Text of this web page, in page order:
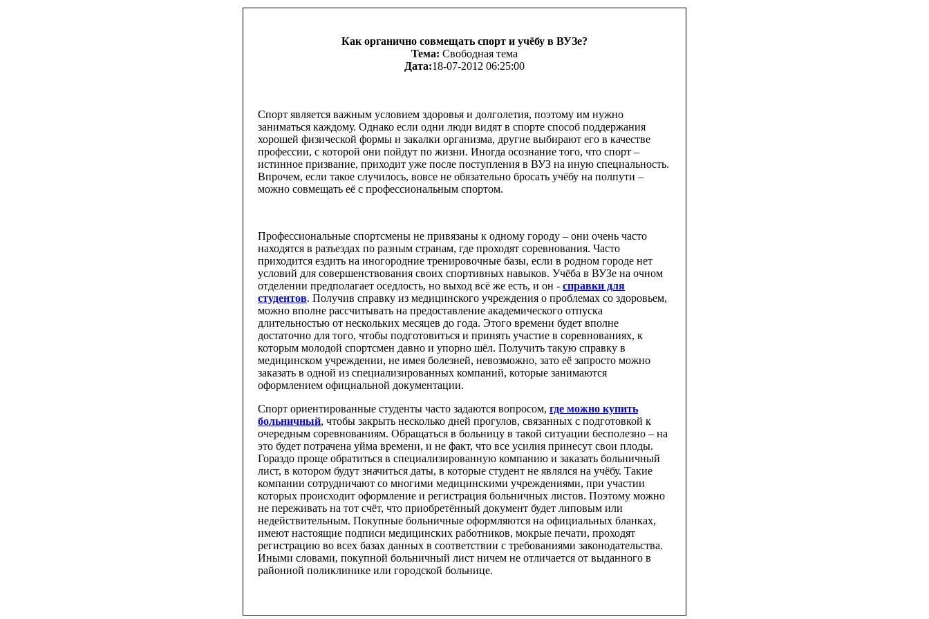
Как органично совмещать спорт и учёбу в ВУЗе?
Тема: Свободная тема
Дата:18-07-2012 06:25:00
Спорт является важным условием здоровья и долголетия, поэтому им нужно
заниматься каждому. Однако если одни люди видят в спорте способ поддержания
хорошей физической формы и закалки организма, другие выбирают его в качестве
профессии, с которой они пойдут по жизни. Иногда осознание того, что спорт –
истинное призвание, приходит уже после поступления в ВУЗ на иную специальность.
Впрочем, если такое случилось, вовсе не обязательно бросать учёбу на полпути –
можно совмещать её с профессиональным спортом.
Профессиональные спортсмены не привязаны к одному городу – они очень часто
находятся в разъездах по разным странам, где проходят соревнования. Часто
приходится ездить на иногородние тренировочные базы, если в родном городе нет
условий для совершенствования своих спортивных навыков. Учёба в ВУЗе на очном
отделении предполагает оседлость, но выход всё же есть, и он - справки для
студентов. Получив справку из медицинского учреждения о проблемах со здоровьем,
можно вполне рассчитывать на предоставление академического отпуска
длительностью от нескольких месяцев до года. Этого времени будет вполне
достаточно для того, чтобы подготовиться и принять участие в соревнованиях, к
которым молодой спортсмен давно и упорно шёл. Получить такую справку в
медицинском учреждении, не имея болезней, невозможно, зато её запросто можно
заказать в одной из специализированных компаний, которые занимаются
оформлением официальной документации.
Спорт ориентированные студенты часто задаются вопросом, где можно купить
больничный, чтобы закрыть несколько дней прогулов, связанных с подготовкой к
очередным соревнованиям. Обращаться в больницу в такой ситуации бесполезно – на
это будет потрачена уйма времени, и не факт, что все усилия принесут свои плоды.
Гораздо проще обратиться в специализированную компанию и заказать больничный
лист, в котором будут значиться даты, в которые студент не являлся на учёбу. Такие
компании сотрудничают со многими медицинскими учреждениями, при участии
которых происходит оформление и регистрация больничных листов. Поэтому можно
не переживать на тот счёт, что приобретённый документ будет липовым или
недействительным. Покупные больничные оформляются на официальных бланках,
имеют настоящие подписи медицинских работников, мокрые печати, проходят
регистрацию во всех базах данных в соответствии с требованиями законодательства.
Иными словами, покупной больничный лист ничем не отличается от выданного в
районной поликлинике или городской больнице.